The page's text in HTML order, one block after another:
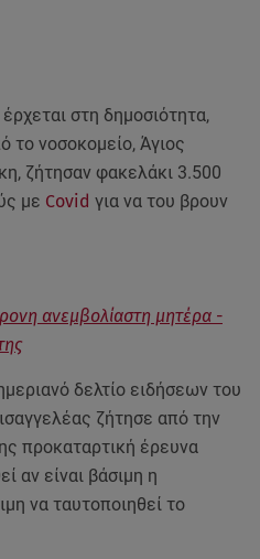
στη δημοσιότητα,
το νοσοκομείο, Άγιος
ζήτησαν φακελάκι 3.500
με Covid για να του βρουν
ανεμβολίαστη μητέρα -
δελτίο ειδήσεων του
ζήτησε από την
προκαταρτική έρευνα
αν είναι βάσιμη η
να ταυτοποιηθεί το